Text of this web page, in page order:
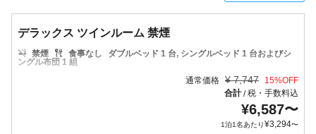
デラックス ツインルーム 禁煙
禁煙 食事なし
ダブルベッド 1 台, シングルベッド 1 台およびシ
ングル布団 1 組
通常価格 ¥ 7,747 15%OFF
合計/税・手数料込
¥6,587〜
1泊1名あたり¥3,294〜